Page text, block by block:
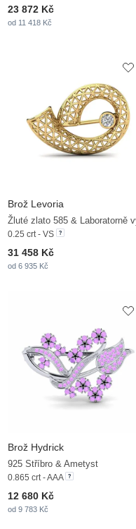
23 872 Kč
od 11 418 Kč
Brož Levoria
0.25 crt - VS
31 458 Kč
od 6 935 Kč
Brož Hydrick
925 Stříbro & Ametyst
0.865 crt - AAA
12 680 Kč
od 9 783 Kč